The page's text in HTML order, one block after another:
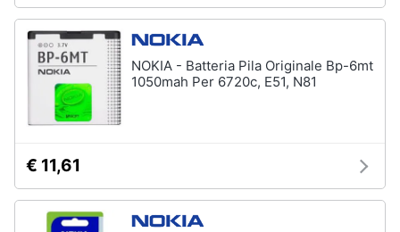
NOKIA - Batteria Pila Originale Bp-6mt
1050mah Per 6720c, E51, N81
€ 11,61